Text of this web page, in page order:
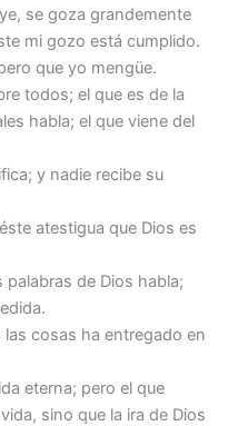
se goza grandemente
mi gozo está cumplido.
que yo mengüe.
todos; el que es de la
habla; el que viene del
y nadie recibe su
atestigua que Dios es
palabras de Dios habla;
las cosas ha entregado en
eterna; pero el que
sino que la ira de Dios